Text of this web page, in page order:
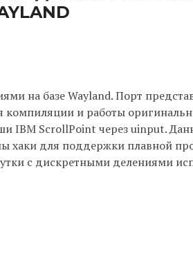
на базе Wayland. Порт
и работы
IBM ScrollPoint через uinput.
хаки для поддержки плавной
с дискретными делениями